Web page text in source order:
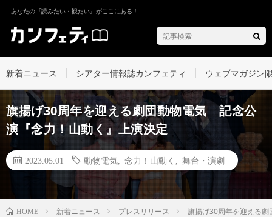
あなたの『読みたい・観たい』がここにある！
新着ニュース シアター情報誌カンフェティ ウェブマガジン
旗揚げ30周年を迎える劇団動物電気 記念公
演『念力！山動く』上演決定
2023.05.01 動物電気 念力！山動く 舞台・演劇
HOME 新着ニュース プレスリリース 旗揚げ30周年を迎える